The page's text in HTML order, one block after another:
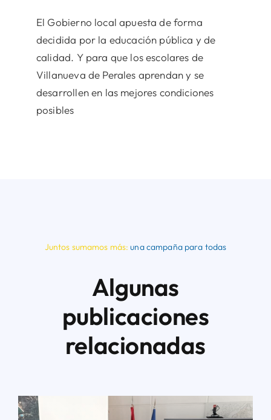
El Gobierno local apuesta de forma
decidida por la educación pública y de
calidad. Y para que los escolares de
Villanueva de Perales aprendan y se
desarrollen en las mejores condiciones
posibles
Juntos sumamos más:una campaña para todas
Algunas
publicaciones
relacionadas